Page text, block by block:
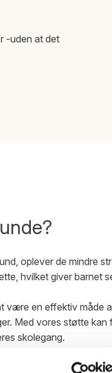
-uden at det
oplever de mindre
hvilket giver barnet
være en effektiv måde
Med vores støtte
skolegang.